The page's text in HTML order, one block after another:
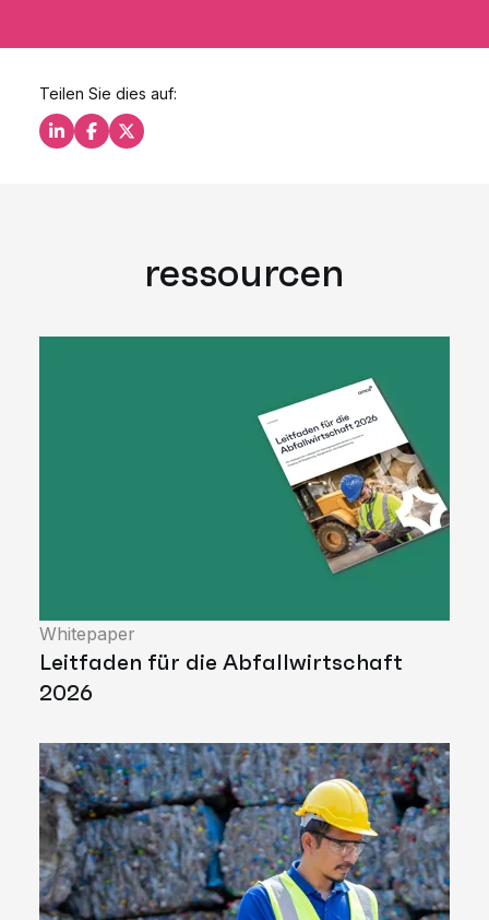
Teilen Sie dies auf:
Teilen Sie dies auf LinkedIn
Teilen Sie dies auf Facebook
Teilen Sie dies auf X
ressourcen
Whitepaper
Leitfaden für die Abfallwirtschaft
2026